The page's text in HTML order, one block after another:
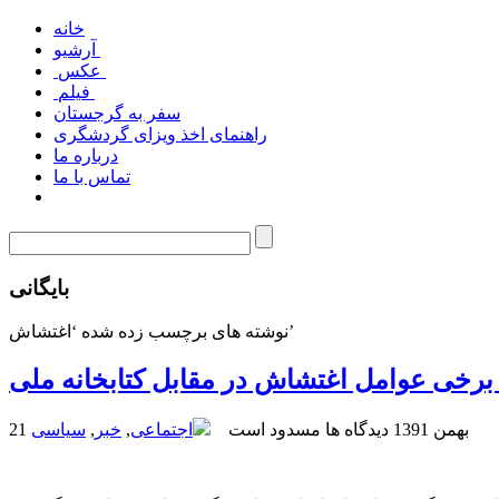
خانه
سفر به گرجستان
راهنمای اخذ ویزای گردشگری
درباره ما
تماس با ما
بایگانی
نوشته های برچسب زده شده ‘اغتشاش’
عوامل اغتشاش در مقابل کتابخانه ملی
21 بهمن 1391 دیدگاه ها مسدود است اجتماعی, خبر , سیاسی